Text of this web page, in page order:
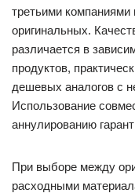
третьими компаниями
оригинальных.
различается в
продуктов,
дешевых аналогов с
Использование
аннулированию
При выборе между
расходными